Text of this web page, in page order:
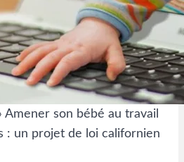
Amener son bébé au travail
: un projet de loi californien